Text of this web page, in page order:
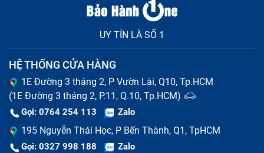
UY TÍN LÀ SỐ 1
HỆ THỐNG CỬA HÀNG
1E Đường 3 tháng 2, P Vườn Lài, Q10, Tp.HCM
(1E Đường 3 tháng 2, P.11, Q.10, Tp.HCM)
Gọi: 0764 254 113 Zalo
195 Nguyễn Thái Học, P Bến Thành, Q1, TpHCM
Gọi: 0327 998 188 Zalo